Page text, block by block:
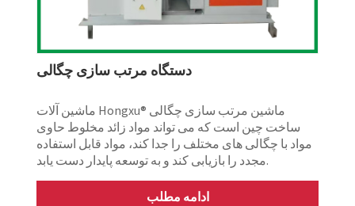
دستگاه مرتب سازی چگالی
ماشین آلات Hongxu® ماشین مرتب سازی چگالی
ساخت چین است که می تواند مواد زائد مخلوط حاوی
مواد با چگالی های مختلف را جدا کند، مواد قابل استفاده
مجدد را بازیابی کند و به توسعه پایدار دست یابد.
ادامه مطلب